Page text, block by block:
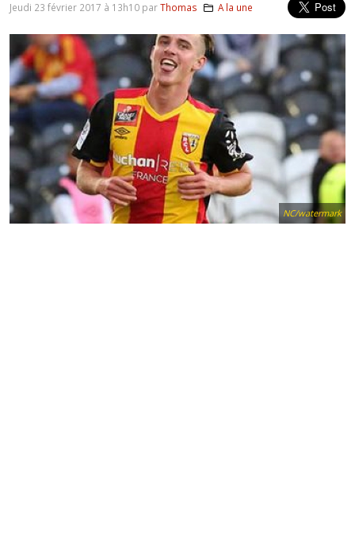
NC/watermark
Jeudi 23 février 2017 à 13h10 parThomas A la une